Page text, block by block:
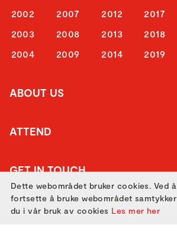
2002
2003
2004
2007
2008
2009
2012
2013
2014
2017
2018
2019
ABOUT US
ATTEND
GET IN TOUCH
Dette webområdet bruker cookies. Ved å
fortsette å bruke webområdet samtykker
du i vår bruk av cookies Les mer her